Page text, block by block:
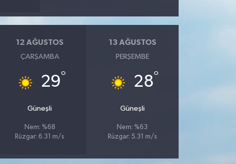
12 AĞUSTOS
ÇARŞAMBA
29°
Güneşli
Nem: %68
Rüzgar: 6.31 m/s
13 AĞUSTOS
PERŞEMBE
28°
Güneşli
Nem: %63
Rüzgar: 5.31 m/s